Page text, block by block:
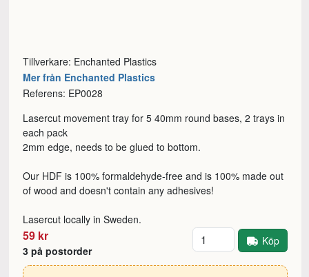
Tillverkare: Enchanted Plastics
Mer från Enchanted Plastics
Referens: EP0028
Lasercut movement tray for 5 40mm round bases, 2 trays in
each pack
2mm edge, needs to be glued to bottom.
Our HDF is 100% formaldehyde-free and is 100% made out
of wood and doesn't contain any adhesives!
Lasercut locally in Sweden.
59 kr
3 på postorder
Antal Köp